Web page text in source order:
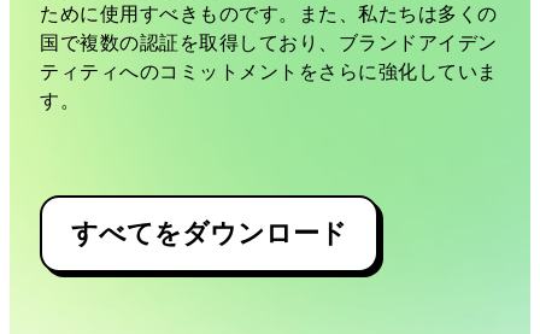
ために使用すべきものです。また、私たちは多くの
国で複数の認証を取得しており、ブランドアイデン
ティティへのコミットメントをさらに強化していま
す。
すべてをダウンロード